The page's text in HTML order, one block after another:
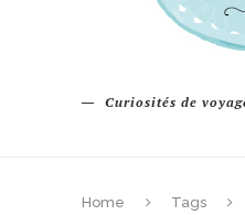
Curiosités de
Home Tags